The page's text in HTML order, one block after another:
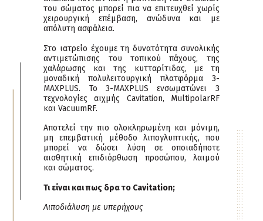
του σώματος μπορεί πια να επιτευχθεί χωρίς
χειρουργική επέμβαση, ανώδυνα και με
απόλυτη ασφάλεια.
Στο ιατρείο έχουμε τη δυνατότητα συνολικής
αντιμετώπισης του τοπικού πάχους, της
χαλάρωσης και της κυτταρίτιδας, με τη
μοναδική πολυλειτουργική πλατφόρμα 3-
MAXPLUS. Το 3-ΜΑΧPLUS ενσωματώνει 3
τεχνολογίες αιχμής Cavitation, MultipolarRF
και VacuumRF.
Αποτελεί την πιο ολοκληρωμένη και μόνιμη,
μη επεμβατική μέθοδο λιπογλυπτικής, που
μπορεί να δώσει λύση σε οποιαδήποτε
αισθητική επιδιόρθωση προσώπου, λαιμού
και σώματος.
Τι είναι και πως δρα το Cavitation;
Λιποδιάλυση με υπερήχους